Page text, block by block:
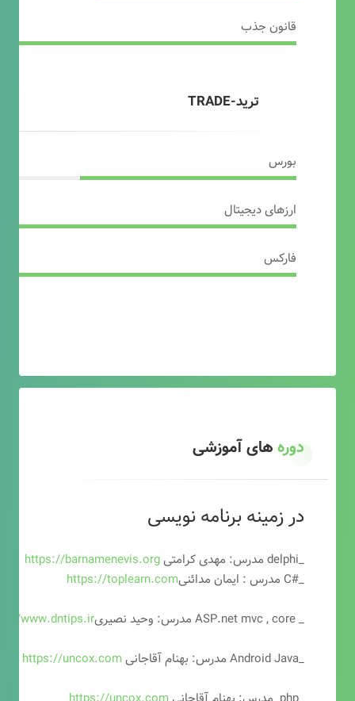
قانون جذب
ترید-TRADE
بورس
ارزهای دیجیتال
فارکس
دورههای آموزشی
در زمینه برنامه نویسی
_delphi مدرس: مهدی کرامتی
https://barnamenevis.org
_#C مدرس : ایمان مدائنی
https://toplearn.com
_ ASP.net mvc , core مدرس: وحید نصیری
www.dntips.ir
_Android Java مدرس: بهنام آقاجانی
https://uncox.com